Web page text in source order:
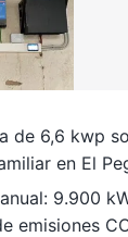
de 6,6 kwp
en El
9.900
emisiones